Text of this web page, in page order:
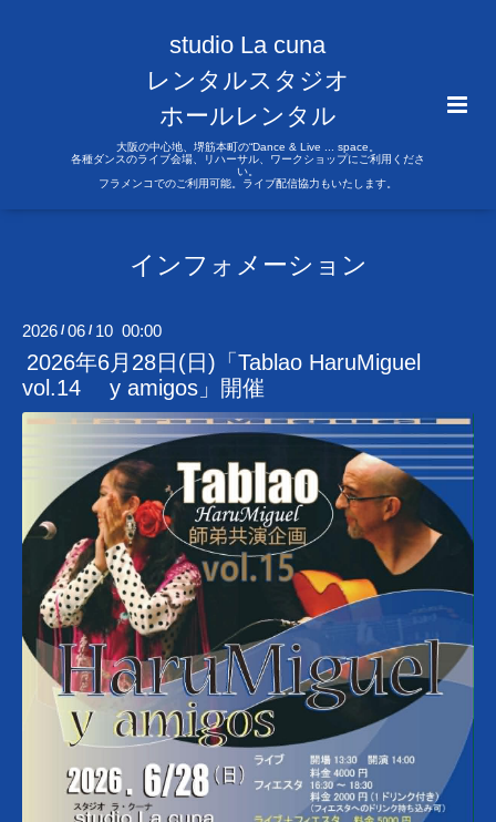
studio La cuna
レンタルスタジオ
ホールレンタル
大阪の中心地、堺筋本町の“Dance & Live ... space。
各種ダンスのライブ会場、リハーサル、ワークショップにご利用くださ
い。
フラメンコでのご利用可能。ライブ配信協力もいたします。
インフォメーション
2026 /06 / 10 00:00
2026年6月28日(日)「Tablao HaruMiguel
vol.14 y amigos」開催